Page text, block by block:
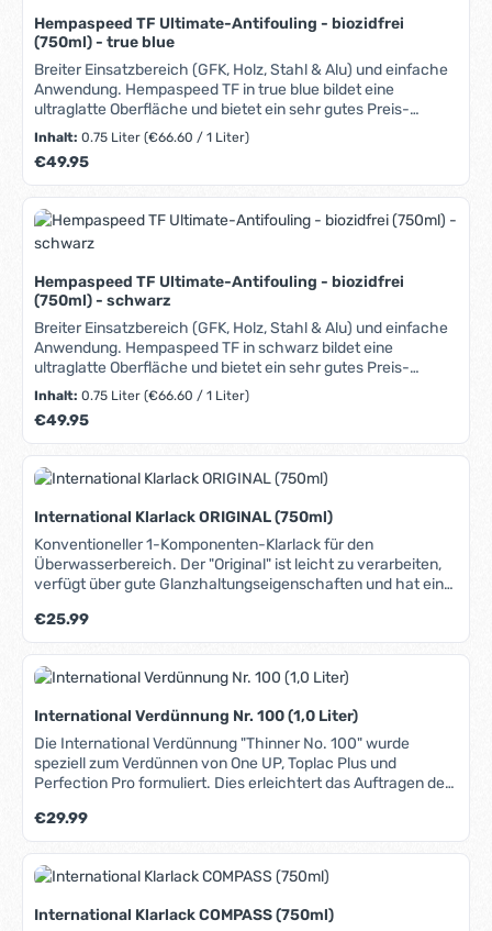
entspricht es selbstverständlich allen gesetzlichen
Auflagen. BAuA Nr: N-13052. Antifouling-Produkte
vorsichtig verwenden. Vor Gebrauch stets Etikett und
Produktinformationen lesen.
Hempaspeed TF Ultimate-Antifouling - biozidfrei
(750ml) - true blue
Breiter Einsatzbereich (GFK, Holz, Stahl & Alu) und einfache
Anwendung. Hempaspeed TF in true blue bildet eine
ultraglatte Oberfläche und bietet ein sehr gutes Preis-
Leistungs-Verhältnis. Harte biozidfreie
Dünnfilmbeschichtung. Bildet ultraglatte Oberfläche, die
Bewuchs minimiert und Reibung reduziert. Hempaspeed TF
ist bei allen Bootsmaterialien (GFK, Holz, Stahl & Alu)
gleichermaßen einsetzbar. Geeignet für Racing-, Regatta-
und Freizeitboote. Kann auf bestehenden VC17-Untergrund
aufgebracht werden. Ideal sowohl für die Verwendung in
entspricht es selbstverständlich allen gesetzlichen
Auflagen. BAuA Nr: N-13052. Antifouling-Produkte
vorsichtig verwenden. Vor Gebrauch stets Etikett und
Produktinformationen lesen.
Inhalt:0.75 Liter(€66.60 / 1 Liter)
Regulärer Preis:
€49.95
Hempaspeed TF Ultimate-Antifouling - biozidfrei
(750ml) - schwarz
Breiter Einsatzbereich (GFK, Holz, Stahl & Alu) und einfache
Anwendung. Hempaspeed TF in schwarz bildet eine
ultraglatte Oberfläche und bietet ein sehr gutes Preis-
Leistungs-Verhältnis. Harte biozidfreie
Dünnfilmbeschichtung. Bildet ultraglatte Oberfläche, die
Bewuchs minimiert und Reibung reduziert. Hempaspeed TF
ist bei allen Bootsmaterialien (GFK, Holz, Stahl & Alu)
gleichermaßen einsetzbar. Geeignet für Racing-, Regatta-
und Freizeitboote. Kann auf bestehenden VC17-Untergrund
aufgebracht werden. Ideal sowohl für die Verwendung in
Frisch- als auch Salzwasser. Trotz des attraktiven Preises
entspricht es selbstverständlich allen gesetzlichen
Auflagen. BAuA Nr: N-13052. Antifouling-Produkte
vorsichtig verwenden. Vor Gebrauch stets Etikett und
Inhalt:0.75 Liter(€66.60 / 1 Liter)
Regulärer Preis:
€49.95
International Klarlack ORIGINAL (750ml)
Konventioneller 1-Komponenten-Klarlack für den
Überwasserbereich. Der "Original" ist leicht zu verarbeiten,
verfügt über gute Glanzhaltungseigenschaften und hat eine
Temperaturen verarbeitet werden. Geeignet für den Innen-
und Aussenbereich. Durch die klare Zusammensetzung
besonders auch für helle Hölzer zu empfehlen.
Regulärer Preis:
€25.99
International Verdünnung Nr. 100 (1,0 Liter)
Die International Verdünnung "Thinner No. 100" wurde
speziell zum Verdünnen von One UP, Toplac Plus und
Perfection Pro formuliert. Dies erleichtert das Auftragen des
Bei professioneller Anwendung auch für Spritzverfahren
geeignet. Das Datenblatt mit weiterführenden Infos finden
Sie unter dem Reiter "Media".
Regulärer Preis:
€29.99
International Klarlack COMPASS (750ml)